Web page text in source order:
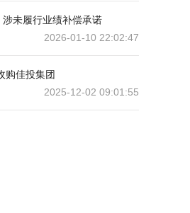
未履行业绩补偿承诺
2026-01-10 22:02:47
购佳投集团
2025-12-02 09:01:55